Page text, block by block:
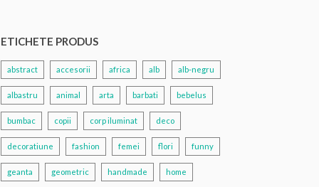
ETICHETE PRODUS
abstract accesorii africa alb alb-negru
albastru animal arta barbati bebelus
bumbac copii corp iluminat deco
decoratiune fashion femei flori funny
geanta geometric handmade home